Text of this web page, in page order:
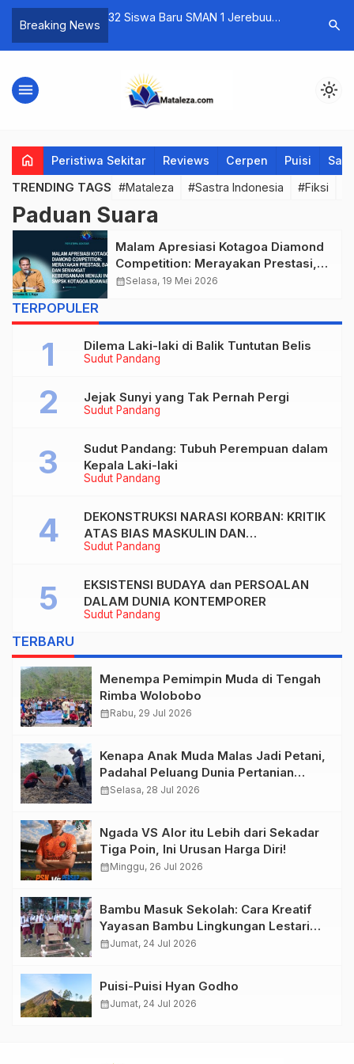
Breaking News
Menuju
32 Siswa Baru SMAN 1 Jerebuu
dan Karya Tulis Ilmiah
Puisi-
search
menu light_mode
home Peristiwa Sekitar Reviews Cerpen Puisi
TRENDING TAGS #Mataleza #Sastra Indonesia #Fiksi
Paduan Suara
Malam Apresiasi Kotagoa Diamond
Competition: Merayakan Prestasi,
Bakat, dan Semangat Kebersamaan
calendar_monthSelasa, 19 Mei 2026
TERPOPULER
Sudut Pandang
Dilema Laki-laki di Balik Tuntutan Belis
Sudut Pandang
Jejak Sunyi yang Tak Pernah Pergi
Sudut Pandang
Sudut Pandang: Tubuh Perempuan dalam
Kepala Laki-laki
Sudut Pandang
DEKONSTRUKSI NARASI KORBAN: KRITIK
ATAS BIAS MASKULIN DAN
OBJEKTIVIKASI PEREMPUAN DALAM
TUNTUTAN BELIS” KARYA AGUSTINUS
S. SASMITA
Sudut Pandang
EKSISTENSI BUDAYA dan PERSOALAN
DALAM DUNIA KONTEMPORER
TERBARU
Menempa Pemimpin Muda di Tengah
Rimba Wolobobo
calendar_monthRabu, 29 Jul 2026
Kenapa Anak Muda Malas Jadi Petani,
Padahal Peluang Dunia Pertanian
Menjanjikan?
calendar_monthSelasa, 28 Jul 2026
Ngada VS Alor itu Lebih dari Sekadar
Tiga Poin, Ini Urusan Harga Diri!
calendar_monthMinggu, 26 Jul 2026
Bambu Masuk Sekolah: Cara Kreatif
Yayasan Bambu Lingkungan Lestari
Rayakan Hari Anak Nasional di
calendar_monthJumat, 24 Jul 2026
Puisi-Puisi Hyan Godho
calendar_monthJumat, 24 Jul 2026